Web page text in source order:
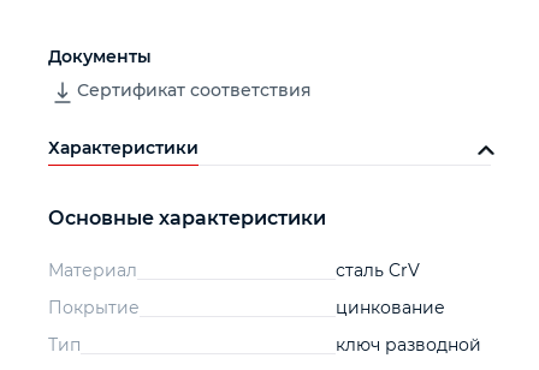
Документы
Сертификат соответствия
Характеристики
Основные характеристики
Материал
сталь CrV
Покрытие
цинкование
Тип
ключ разводной